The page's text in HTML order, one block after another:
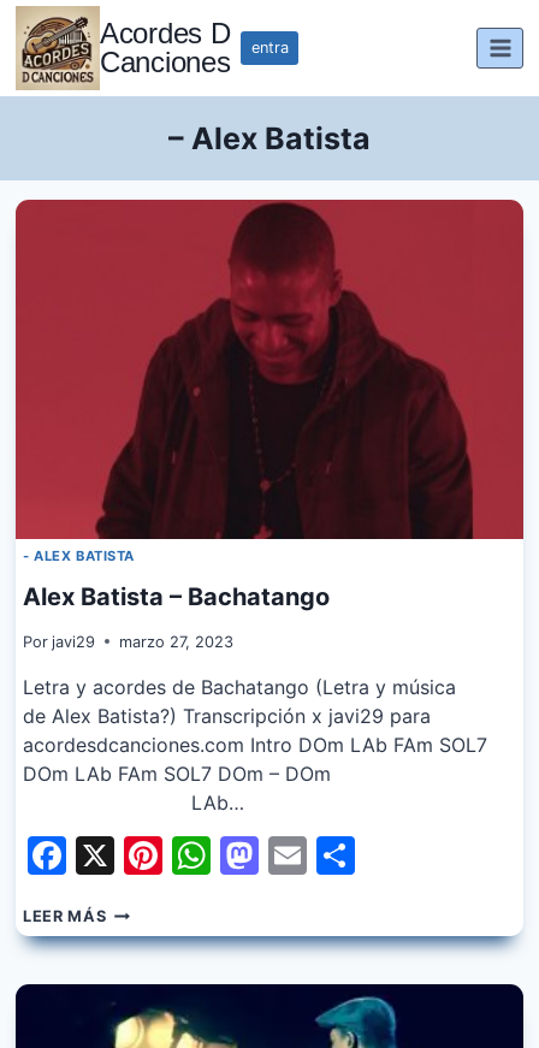
Saltar
contenido
Acordes D
Canciones
entra
– Alex Batista
- ALEX BATISTA
Alex Batista – Bachatango
Por javi29 marzo 27, 2023
Letra y acordes de Bachatango (Letra y música
de Alex Batista?) Transcripción x javi29 para
acordesdcanciones.com Intro DOm LAb FAm SOL7
DOm LAb FAm SOL7 DOm – DOm
LAb…
Facebook
X Pinterest
WhatsApp
Mastodon
Email
LEER MÁSALEX
BATISTA
–